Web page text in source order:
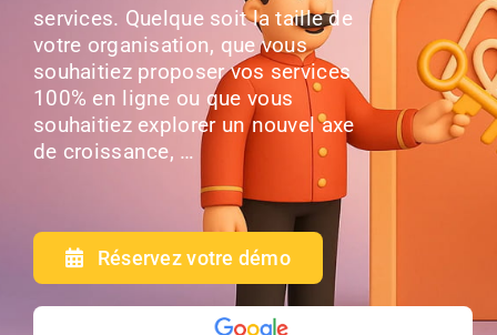
services. Quelque soit la taille de
votre organisation, que vous
souhaitiez proposer vos services
100% en ligne ou que vous
souhaitiez explorer un nouvel axe
de croissance, …
Réservez votre démo